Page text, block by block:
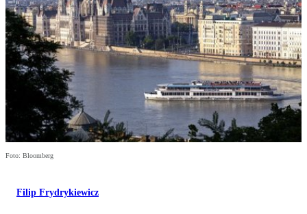
Foto: Bloomberg
Filip Frydrykiewicz